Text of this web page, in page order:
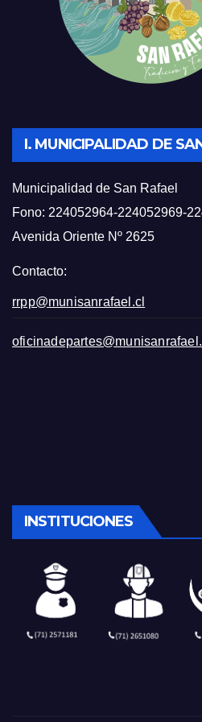
I. MUNICIPALIDAD DE
Municipalidad de San Rafael
Fono: 224052964-224052969-
Avenida Oriente Nº 2625
Contacto:
rrpp@munisanrafael.cl
INSTITUCIONES